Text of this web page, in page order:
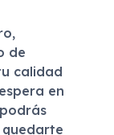
de
calidad
en